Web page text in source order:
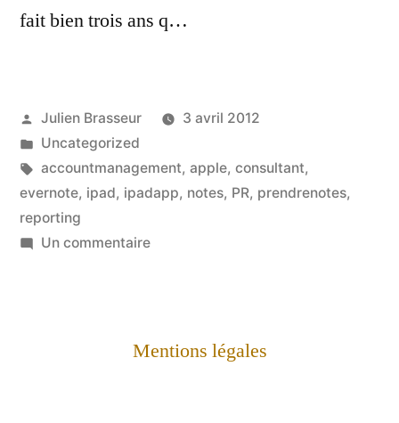
fait bien trois ans q…
Publié
par
Julien Brasseur
3 avril 2012
Publié
dans
Uncategorized
Étiquettes :
accountmanagement, apple, consultant,
evernote, ipad, ipadapp, notes, PR, prendrenotes,
reporting
Un commentairesur
enfin
Mentions légales